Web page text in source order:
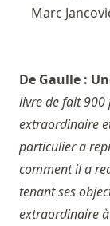
Marc
De Gaulle :
livre de fait 900
extraordinaire
particulier a
comment il a
tenant ses
extraordinaire